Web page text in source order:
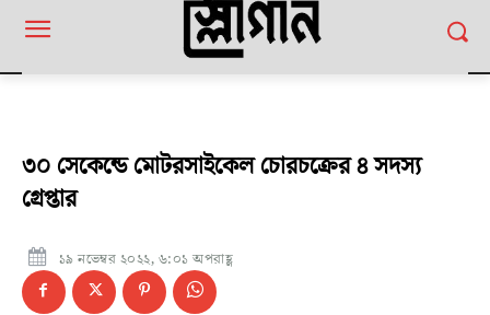
৩০ সেকেন্ডে মোটরসাইকেল চোরচক্রের ৪ সদস্য
গ্রেপ্তার
১৯ নভেম্বর ২০২২, ৬:০১ অপরাহ্ণ